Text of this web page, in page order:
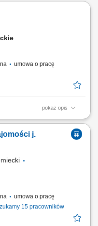
i montażowe zgodnie z
umowa o pracę
pokaż opis
mieszkalnych i
kablowych; montaż i
elektryki
j.
umowa o pracę
15 pracowników